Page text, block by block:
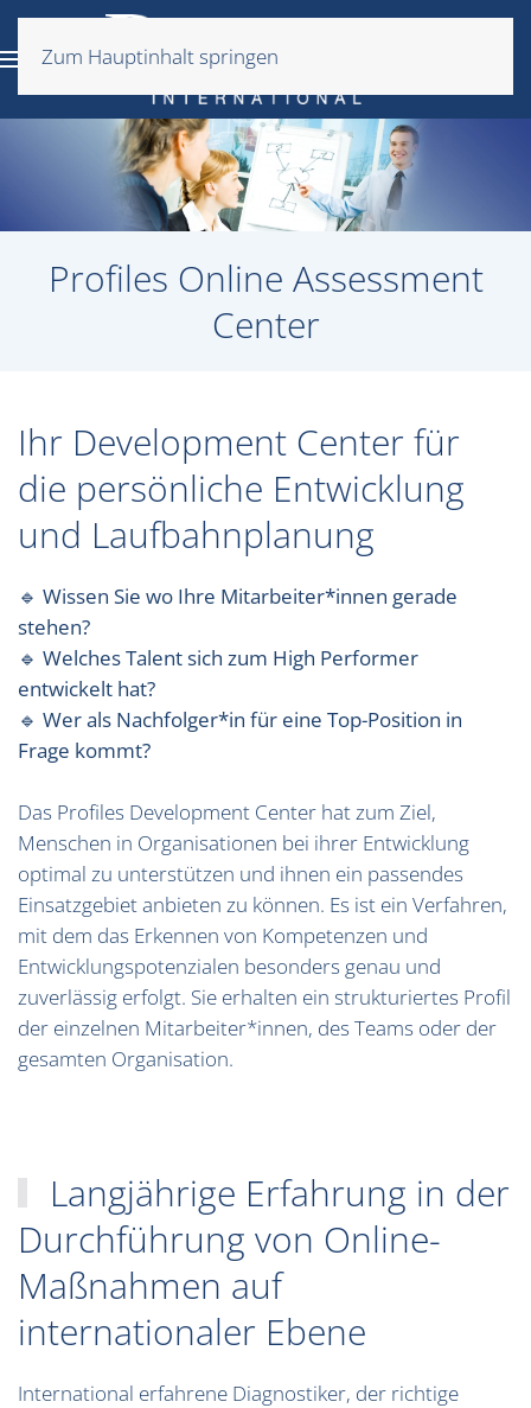
Zum Hauptinhalt springen
Profiles Online Assessment
Center
Ihr Development Center für
die persönliche Entwicklung
und Laufbahnplanung
🔹 Wissen Sie wo Ihre Mitarbeiter*innen gerade
stehen?
🔹 Welches Talent sich zum High Performer
entwickelt hat?
🔹 Wer als Nachfolger*in für eine Top-Position in
Frage kommt?
Das Profiles Development Center hat zum Ziel,
Menschen in Organisationen bei ihrer Entwicklung
optimal zu unterstützen und ihnen ein passendes
Einsatzgebiet anbieten zu können. Es ist ein Verfahren,
mit dem das Erkennen von Kompetenzen und
Entwicklungspotenzialen besonders genau und
zuverlässig erfolgt. Sie erhalten ein strukturiertes Profil
der einzelnen Mitarbeiter*innen, des Teams oder der
gesamten Organisation.
Langjährige Erfahrung in der
Durchführung von Online-
Maßnahmen auf
internationaler Ebene
International erfahrene Diagnostiker, der richtige